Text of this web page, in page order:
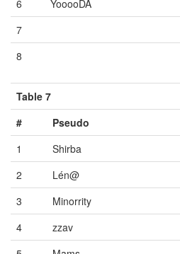
6 YooooDA
7
8
Table 7
#
Pseudo
1
Shirba
2
Lén@
3
Minorrity
4
zzav